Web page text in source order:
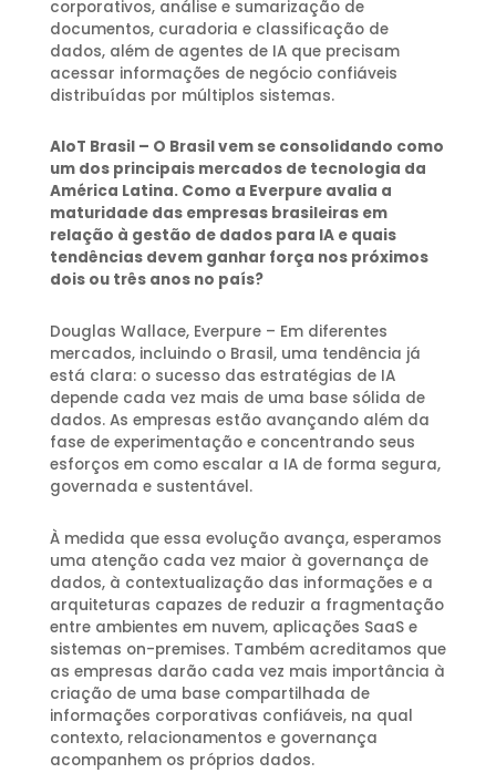
corporativos, análise e sumarização de
documentos, curadoria e classificação de
dados, além de agentes de IA que precisam
acessar informações de negócio confiáveis
distribuídas por múltiplos sistemas.
AIoT Brasil – O Brasil vem se consolidando como
um dos principais mercados de tecnologia da
América Latina. Como a Everpure avalia a
maturidade das empresas brasileiras em
relação à gestão de dados para IA e quais
tendências devem ganhar força nos próximos
dois ou três anos no país?
Douglas Wallace, Everpure – Em diferentes
mercados, incluindo o Brasil, uma tendência já
está clara: o sucesso das estratégias de IA
depende cada vez mais de uma base sólida de
dados. As empresas estão avançando além da
fase de experimentação e concentrando seus
esforços em como escalar a IA de forma segura,
governada e sustentável.
À medida que essa evolução avança, esperamos
uma atenção cada vez maior à governança de
dados, à contextualização das informações e a
arquiteturas capazes de reduzir a fragmentação
entre ambientes em nuvem, aplicações SaaS e
sistemas on-premises. Também acreditamos que
as empresas darão cada vez mais importância à
criação de uma base compartilhada de
informações corporativas confiáveis, na qual
contexto, relacionamentos e governança
acompanhem os próprios dados.